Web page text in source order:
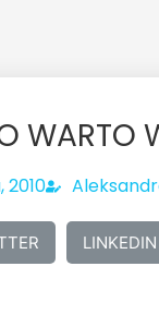
WARTO
2010
LINKEDIN